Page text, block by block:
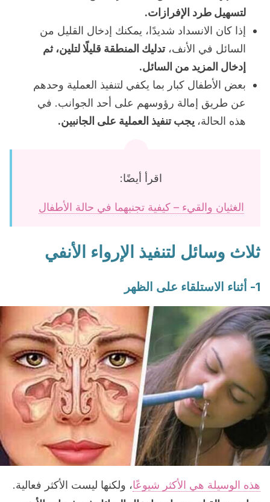
لتسهيل طرد الإفرازات.
إذا كان الانسداد شديدًا، يمكنك إدخال القليل من
السائل في الأنف،تدليك المنطقة قليلًا لتلين، ثم
إدخال المزيد من السائل.
بعض الأطفال كبار بما يكفي لتنفيذ العملية وحدهم
عن طريق إمالة رؤوسهم على أحد الجوانب. في
هذه الحالة، يجب تنفيذ العملية على الجانبين.
اقرأ أيضًا:
الغثيان والقيء – كيفية تجنبهما في حالة الأطفال
ثلاث وسائل لتنفيذ الإرواء الأنفي
1- أثناء الاستلقاء على الظهر
هذه الوسيلة هي الأكثر شيوعًا، ولكنها ليست الأكثر فعالية.